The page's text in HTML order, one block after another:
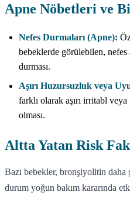
Apne Nöbetleri ve
Nefes Durmaları (Apne):
bebeklerde görülebilen, nefes
durması.
Aşırı Huzursuzluk veya
farklı olarak aşırı irritabl
olması.
Altta Yatan Risk
Bazı bebekler, bronşiyolitin daha
durum yoğun bakım kararında